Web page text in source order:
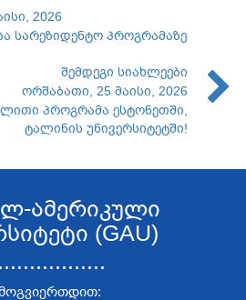
2026
სარეზიდენტო პროგრამაზე
შემდეგი სიახლეები
ორშაბათი, 25 მაისი, 2026
პროგრამა ესტონეთში,
ტალინის უნივერსიტეტში!
ამერიკული
(GAU)